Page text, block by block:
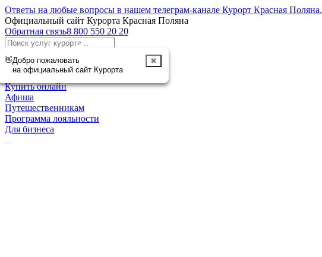
Ответы на любые вопросы в нашем телеграм-канале Курорт Красная Поляна.
Официальный сайт Курорта Красная Поляна
Обратная связь8 800 550 20 20
👋Добро пожаловать
на официальный сайт Курорта
✖
Отменить
Курорт
Чем заняться
Купить онлайн
Афиша
Путешественникам
Программа лояльности
Для бизнеса